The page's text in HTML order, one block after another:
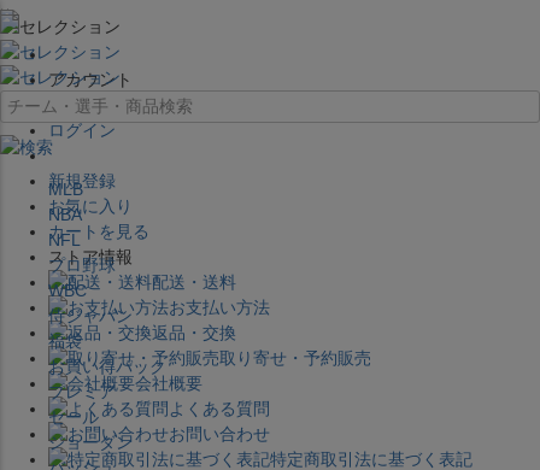
×
アカウント
ログイン
新規登録
お気に入り
カートを見る
ストア情報
配送・送料
お支払い方法
返品・交換
取り寄せ・予約販売
会社概要
よくある質問
お問い合わせ
特定商取引法に基づく表記
MLB
NBA
NFL
プロ野球
WBC
侍ジャパン
福袋
お買い得パック
プレミア
セール
ジョーダン